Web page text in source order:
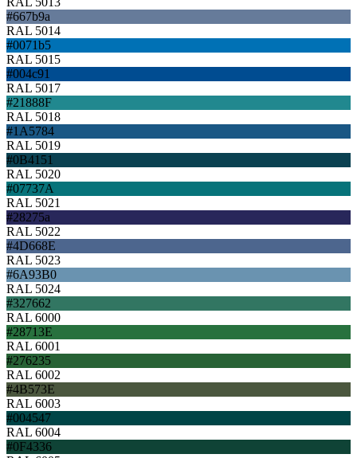
#667b9a
RAL 5014
#0071b5
RAL 5015
#004c91
RAL 5017
#21888F
RAL 5018
#1A5784
RAL 5019
#0B4151
RAL 5020
#07737A
RAL 5021
#28275a
RAL 5022
#4D668E
RAL 5023
#6A93B0
RAL 5024
#327662
RAL 6000
#28713E
RAL 6001
#276235
RAL 6002
#4B573E
RAL 6003
#004547
RAL 6004
#0F4336